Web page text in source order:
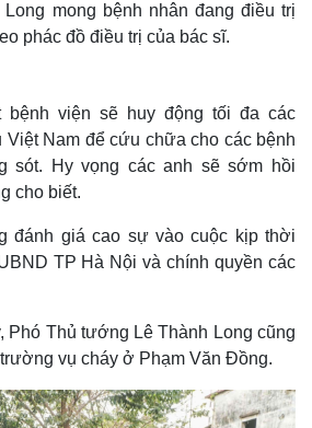
mong bệnh nhân đang điều trị
phác đồ điều trị của bác sĩ.
bệnh viện sẽ huy động tối đa các
Việt Nam để cứu chữa cho các bệnh
sót. Hy vọng các anh sẽ sớm hồi
cho biết.
đánh giá cao sự vào cuộc kịp thời
TP Hà Nội và chính quyền các
Phó Thủ tướng Lê Thành Long cũng
vụ cháy ở Phạm Văn Đồng.